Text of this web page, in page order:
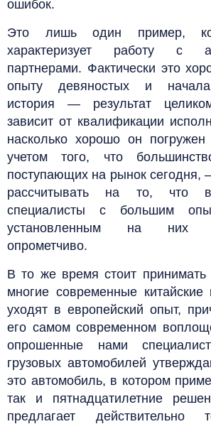
ошибок.
Это лишь один пример,
характеризует работу с
партнерами. Фактически это
опыту девяностых и начала
история — результат
зависит от квалификации
насколько хорошо он
учетом того, что
поступающих на рынок
рассчитывать на то, что
специалисты с большим
установленным на них
опрометчиво.
В то же время стоит принимать
многие современные
уходят в европейский опыт,
его самом современном
опрошенные нами
грузовых автомобилей
это автомобиль, в котором
так и пятнадцатилетние
предлагает действительно